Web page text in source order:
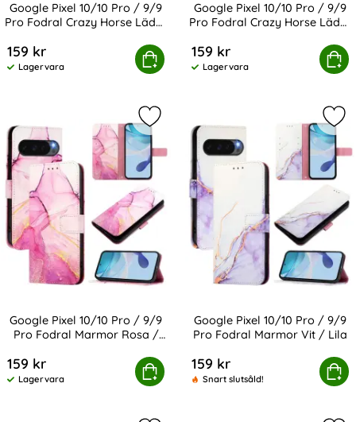
Google Pixel 10/10 Pro / 9/9
Pro Fodral Crazy Horse Läder
159 kr
Tillgänglighet:
Lagervara
Köp
10/10 Pro / 9/9 Pro Fodral Crazy Horse Läder Brun
Google Pixel 10/10 Pro / 9/9
Pro Fodral Crazy Horse Läder
159 kr
Tillgänglighet:
Lagervara
Köp
Google Pixel 10/10 Pro / 9/9 Pro
Google Pixel 10/10 Pro / 9/9
Pro Fodral Marmor Rosa /
159 kr
Tillgänglighet:
Lagervara
Köp
Pixel 10/10 Pro / 9/9 Pro Fodral Marmor Rosa / Lila
Markera google Pixel 10/10 Pro /
Google Pixel 10/10 Pro / 9/9
Pro Fodral Marmor Vit / Lila
159 kr
Snart slutsåld!
Köp
Google Pixel 10/10 Pro / 9/9